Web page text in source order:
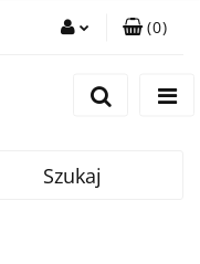
(0)
Szukaj